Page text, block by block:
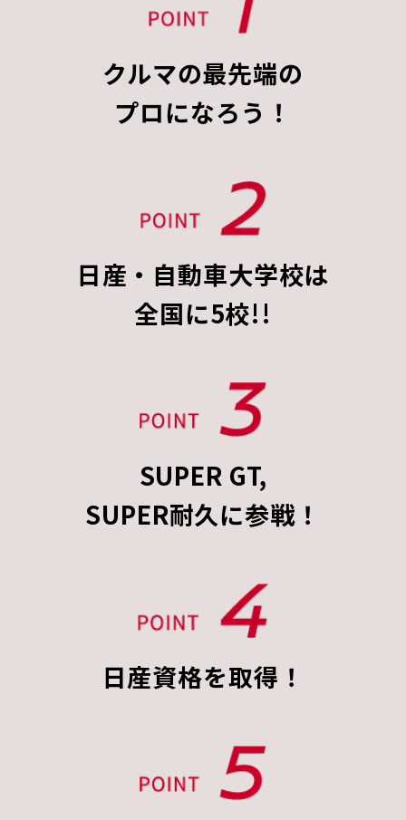
クルマの最先端の
プロになろう！
日産・自動車大学校は
全国に5校!!
SUPER GT,
SUPER耐久に参戦！
日産資格を取得！